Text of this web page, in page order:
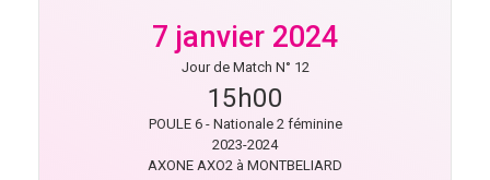
7 janvier 2024
Jour de Match N° 12
15h00
POULE 6 - Nationale 2 féminine
2023-2024
AXONE AXO2 à MONTBELIARD